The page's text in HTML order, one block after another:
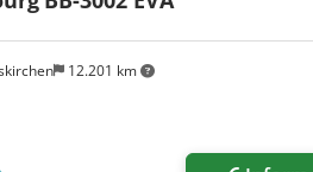
12.201 km